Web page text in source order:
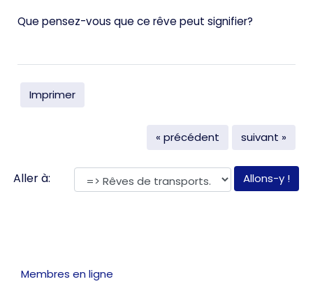
Que pensez-vous que ce rêve peut signifier?
Imprimer
« précédent suivant »
Aller à:
Membres en ligne